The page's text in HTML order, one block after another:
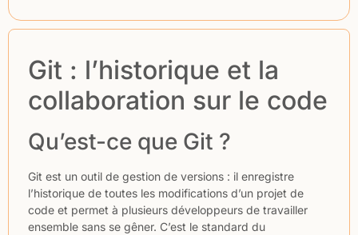
Git : l’historique et la
collaboration sur le code
Qu’est-ce que Git ?
Git est un outil de gestion de versions : il enregistre
l’historique de toutes les modifications d’un projet de
code et permet à plusieurs développeurs de travailler
ensemble sans se gêner. C’est le standard du